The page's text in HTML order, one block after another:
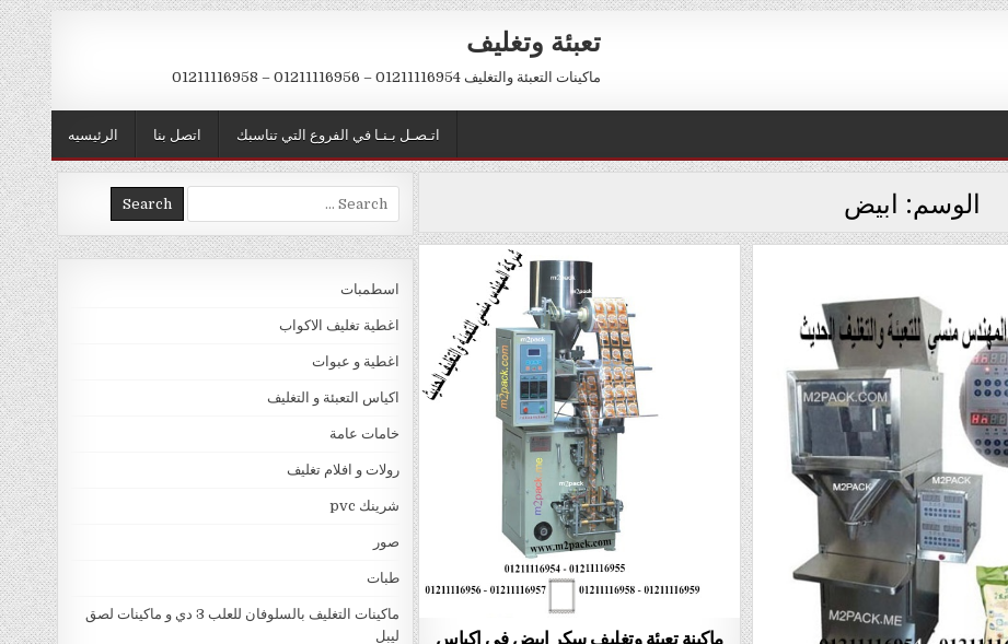
تعبئة وتغليف
ماكينات التعبئة والتغليف 01211116954 – 01211116956 – 01211116958
الرئيسيه اتصل بنا اتـصـل بـنـا في الفروع التي تناسبك
الوسم: ابيض
ماكينة تعبئة وتغليف سكر ابيض فى اكياس
Search
for:
اسطمبات
اغطية تغليف الاكواب
اغطية و عبوات
اكياس التعبئة و التغليف
خامات عامة
رولات و افلام تغليف
شرينك pvc
صور
طبات
ماكينات التغليف بالسلوفان للعلب 3 دي و ماكينات لصق
ليبل